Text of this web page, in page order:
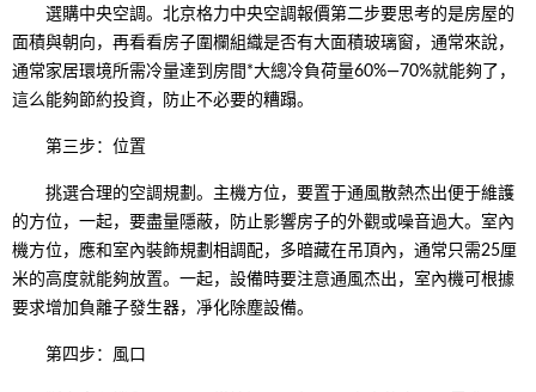
選購中央空調。北京格力中央空調報價第二步要思考的是房屋的
面積與朝向，再看看房子圍欄組織是否有大面積玻璃窗，通常來說，
通常家居環境所需冷量達到房間*大總冷負荷量60%—70%就能夠了，
這么能夠節約投資，防止不必要的糟蹋。
第三步：位置
挑選合理的空調規劃。主機方位，要置于通風散熱杰出便于維護
的方位，一起，要盡量隱蔽，防止影響房子的外觀或噪音過大。室內
機方位，應和室內裝飾規劃相調配，多暗藏在吊頂內，通常只需25厘
米的高度就能夠放置。一起，設備時要注意通風杰出，室內機可根據
要求增加負離子發生器，凈化除塵設備。
第四步：風口